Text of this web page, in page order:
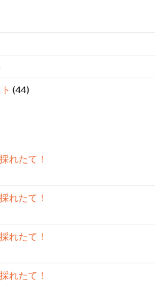
(44)
れたて！
れたて！
れたて！
れたて！